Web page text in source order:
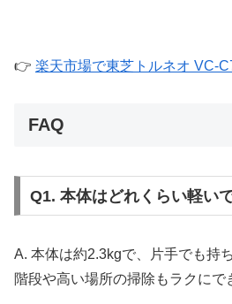
👉 楽天市場で東芝トルネオ VC-
FAQ
Q1. 本体はどれくらい軽い
A. 本体は約2.3kgで、片手でも持
階段や高い場所の掃除もラクにで